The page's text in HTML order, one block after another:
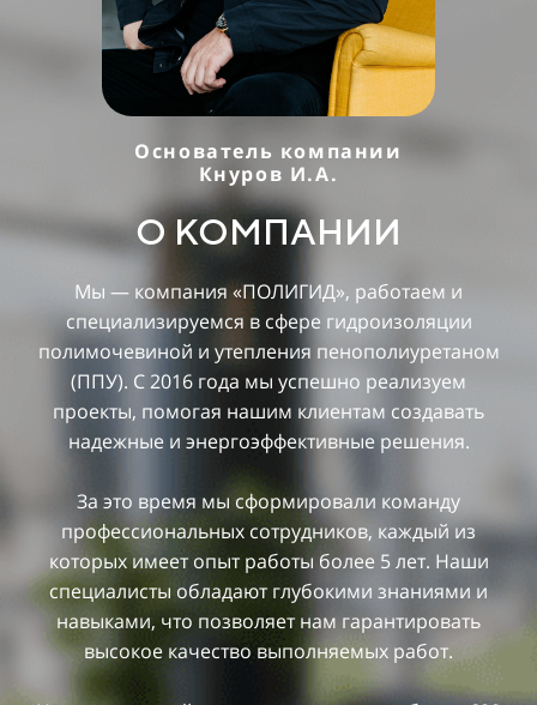
Основатель компании
Кнуров И.А.
О КОМПАНИИ
Мы — компания «ПОЛИГИД», работаем и
специализируемся в сфере гидроизоляции
полимочевиной и утепления пенополиуретаном
(ППУ). С 2016 года мы успешно реализуем
проекты, помогая нашим клиентам создавать
надежные и энергоэффективные решения.
За это время мы сформировали команду
профессиональных сотрудников, каждый из
которых имеет опыт работы более 5 лет. Наши
специалисты обладают глубокими знаниями и
навыками, что позволяет нам гарантировать
высокое качество выполняемых работ.